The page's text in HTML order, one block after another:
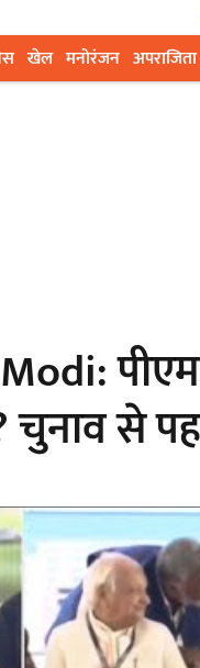
खेल मनोरंजन अपराजिता
चुनाव से